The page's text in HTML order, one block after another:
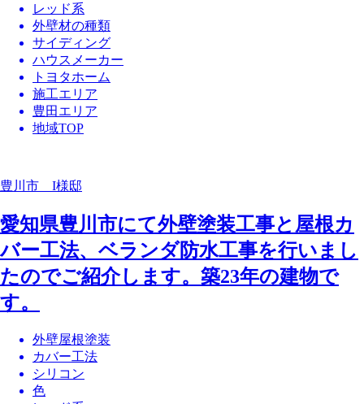
レッド系
外壁材の種類
サイディング
ハウスメーカー
トヨタホーム
施工エリア
豊田エリア
地域TOP
豊川市 I様邸
愛知県豊川市にて外壁塗装工事と屋根カ
バー工法、ベランダ防水工事を行いまし
たのでご紹介します。築23年の建物で
す。
外壁屋根塗装
カバー工法
シリコン
色